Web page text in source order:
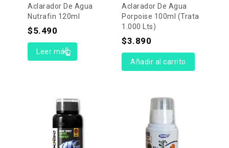
Aclarador De Agua
Nutrafin 120ml
$5.490
Leer más
Aclarador De Agua
Porpoise 100ml (Trata
1.000 Lts)
$3.890
Añadir al carrito